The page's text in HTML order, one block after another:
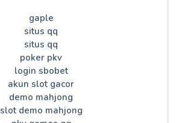
gaple
situs qq
situs qq
poker pkv
login sbobet
akun slot gacor
demo mahjong
slot demo mahjong